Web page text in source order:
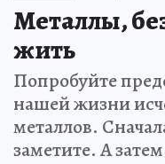
Металлы,
жить
Попробуйте
нашей жизни
металлов.
заметите. А